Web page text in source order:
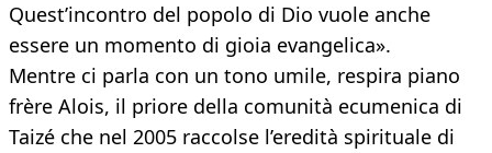
Quest’incontro del popolo di Dio vuole anche
essere un momento di gioia evangelica».
Mentre ci parla con un tono umile, respira piano
frère Alois, il priore della comunità ecumenica di
Taizé che nel 2005 raccolse l’eredità spirituale di